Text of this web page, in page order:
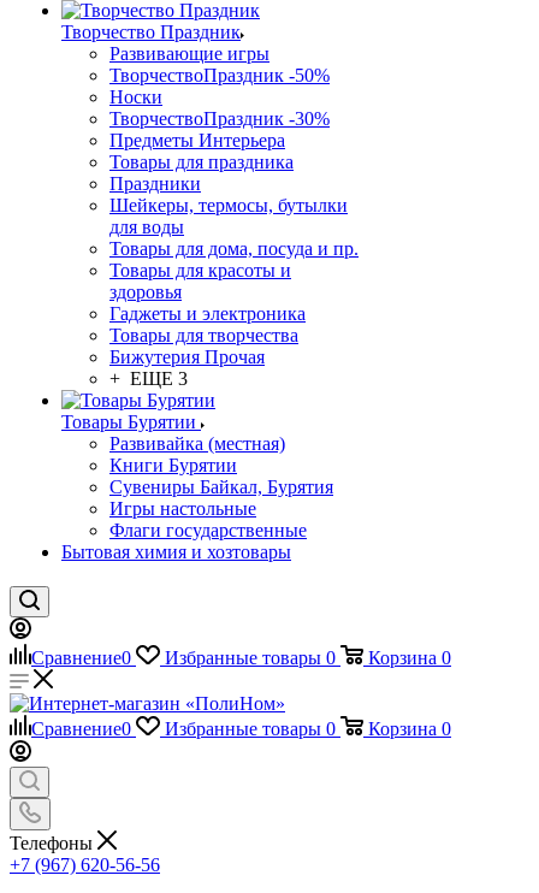
Творчество Праздник
Развивающие игры
ТворчествоПраздник -50%
Носки
ТворчествоПраздник -30%
Предметы Интерьера
Товары для праздника
Праздники
Шейкеры, термосы, бутылки
для воды
Товары для дома, посуда и пр.
Товары для красоты и
здоровья
Гаджеты и электроника
Товары для творчества
Бижутерия Прочая
+ ЕЩЕ 3
Товары Бурятии
Развивайка (местная)
Книги Бурятии
Сувениры Байкал, Бурятия
Игры настольные
Флаги государственные
Бытовая химия и хозтовары
Сравнение0 Избранные товары 0 Корзина 0
Сравнение0 Избранные товары 0 Корзина 0
Телефоны
+7 (967) 620-56-56